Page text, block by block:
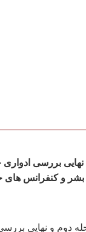
بررسی
بشر و کنفرانس
دوم و نهایی